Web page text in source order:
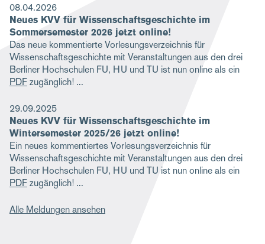
i
o
n
08.04.2026
Neues KVV für Wissenschaftsgeschichte im
Sommersemester 2026 jetzt online!
Das neue kommentierte Vorlesungsverzeichnis für
Wissenschaftsgeschichte mit Veranstaltungen aus den drei
Berliner Hochschulen FU, HU und TU ist nun online als ein
PDFzugänglich!
29.09.2025
Neues KVV für Wissenschaftsgeschichte im
Wintersemester 2025/26 jetzt online!
Ein neues kommentiertes Vorlesungsverzeichnis für
Wissenschaftsgeschichte mit Veranstaltungen aus den drei
Berliner Hochschulen FU, HU und TU ist nun online als ein
PDFzugänglich!
Alle Meldungen ansehen